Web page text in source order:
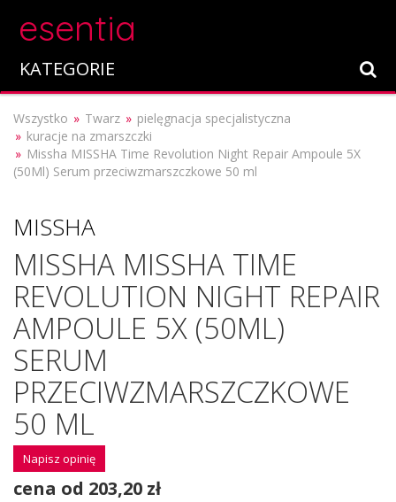
esentia
KATEGORIE
Wszystko Twarz
pielęgnacja specjalistyczna
kuracje na zmarszczki
Missha MISSHA Time Revolution Night Repair Ampoule 5X
(50Ml) Serum przeciwzmarszczkowe 50 ml
MISSHA
MISSHA MISSHA TIME
REVOLUTION NIGHT REPAIR
AMPOULE 5X (50ML)
SERUM
PRZECIWZMARSZCZKOWE
50 ML
Napisz opinię
cena od 203,20 zł